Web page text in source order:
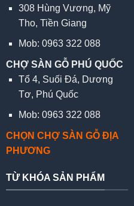
308 Hùng Vương, Mỹ
Tho, Tiền Giang
Mob: 0963 322 088
CHỢ SÀN GỖ PHÚ QUỐC
Tổ 4, Suối Đá, Dương
Tơ, Phú Quốc
Mob: 0963 322 088
CHỌN CHỢ SÀN GỖ ĐỊA
PHƯƠNG
TỪ KHÓA SẢN PHẨM